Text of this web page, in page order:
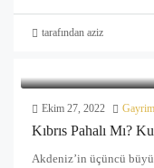
tarafından aziz
Ekim 27, 2022
Kıbrıs Pahalı Mı?
Akdeniz’in üçüncü